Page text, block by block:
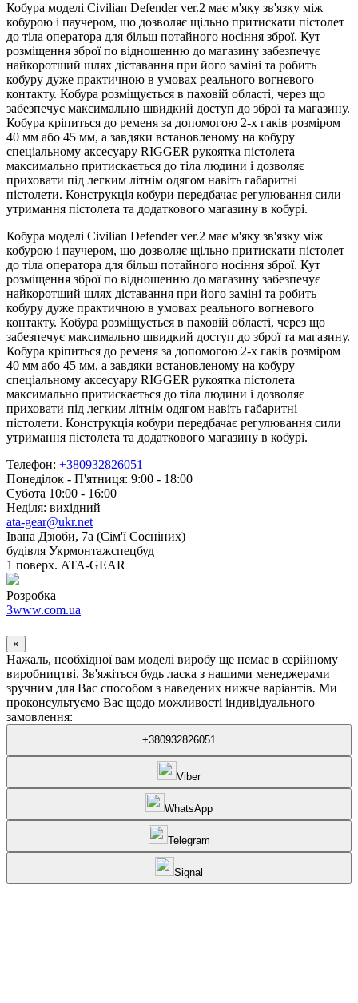
Кобура моделі Civilian Defender ver.2 має м'яку зв'язку між
кобурою і паучером, що дозволяє щільно притискати пістолет
до тіла оператора для більш потайного носіння зброї. Кут
розміщення зброї по відношенню до магазину забезпечує
найкоротший шлях діставання при його заміні та робить
кобуру дуже практичною в умовах реального вогневого
контакту. Кобура розміщується в паховій області, через що
забезпечує максимально швидкий доступ до зброї та магазину.
Кобура кріпиться до ременя за допомогою 2-х гаків розміром
40 мм або 45 мм, а завдяки встановленому на кобуру
спеціальному аксесуару RIGGER рукоятка пістолета
максимально притискається до тіла людини і дозволяє
приховати під легким літнім одягом навіть габаритні
пістолети. Конструкція кобури передбачає регулювання сили
утримання пістолета та додаткового магазину в кобурі.
Кобура моделі Civilian Defender ver.2 має м'яку зв'язку між
кобурою і паучером, що дозволяє щільно притискати пістолет
до тіла оператора для більш потайного носіння зброї. Кут
розміщення зброї по відношенню до магазину забезпечує
найкоротший шлях діставання при його заміні та робить
кобуру дуже практичною в умовах реального вогневого
контакту. Кобура розміщується в паховій області, через що
забезпечує максимально швидкий доступ до зброї та магазину.
Кобура кріпиться до ременя за допомогою 2-х гаків розміром
40 мм або 45 мм, а завдяки встановленому на кобуру
спеціальному аксесуару RIGGER рукоятка пістолета
максимально притискається до тіла людини і дозволяє
приховати під легким літнім одягом навіть габаритні
пістолети. Конструкція кобури передбачає регулювання сили
утримання пістолета та додаткового магазину в кобурі.
Телефон: +380932826051
Понеділок - П'ятниця: 9:00 - 18:00
Субота 10:00 - 16:00
Неділя: вихідний
ata-gear@ukr.net
Івана Дзюби, 7а (Сім'ї Сосніних)
будівля Укрмонтажспецбуд
1 поверх. ATA-GEAR
Розробка
3www.com.ua
×
Нажаль, необхідної вам моделі виробу ще немає в серійному
виробництві. Зв'яжіться будь ласка з нашими менеджерами
зручним для Вас способом з наведених нижче варіантів. Ми
проконсультуємо Вас щодо можливості індивідуального
замовлення:
+380932826051
Viber
WhatsApp
Telegram
Signal